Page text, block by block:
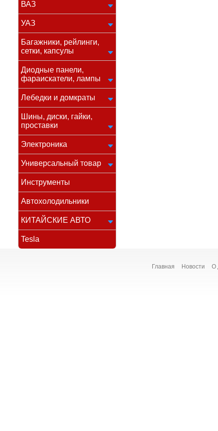
ВАЗ
УАЗ
Багажники, рейлинги,
сетки, капсулы
Диодные панели,
фараискатели, лампы
Лебедки и домкраты
Шины, диски, гайки,
проставки
Электроника
Универсальный товар
Инструменты
Автохолодильники
КИТАЙСКИЕ АВТО
Tesla
Главная Новости О